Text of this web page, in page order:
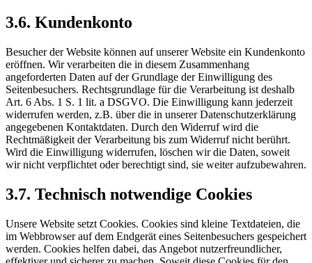
3.6. Kundenkonto
Besucher der Website können auf unserer Website ein Kundenkonto
eröffnen. Wir verarbeiten die in diesem Zusammenhang
angeforderten Daten auf der Grundlage der Einwilligung des
Seitenbesuchers. Rechtsgrundlage für die Verarbeitung ist deshalb
Art. 6 Abs. 1 S. 1 lit. a DSGVO. Die Einwilligung kann jederzeit
widerrufen werden, z.B. über die in unserer Datenschutzerklärung
angegebenen Kontaktdaten. Durch den Widerruf wird die
Rechtmäßigkeit der Verarbeitung bis zum Widerruf nicht berührt.
Wird die Einwilligung widerrufen, löschen wir die Daten, soweit
wir nicht verpflichtet oder berechtigt sind, sie weiter aufzubewahren.
3.7. Technisch notwendige Cookies
Unsere Website setzt Cookies. Cookies sind kleine Textdateien, die
im Webbrowser auf dem Endgerät eines Seitenbesuchers gespeichert
werden. Cookies helfen dabei, das Angebot nutzerfreundlicher,